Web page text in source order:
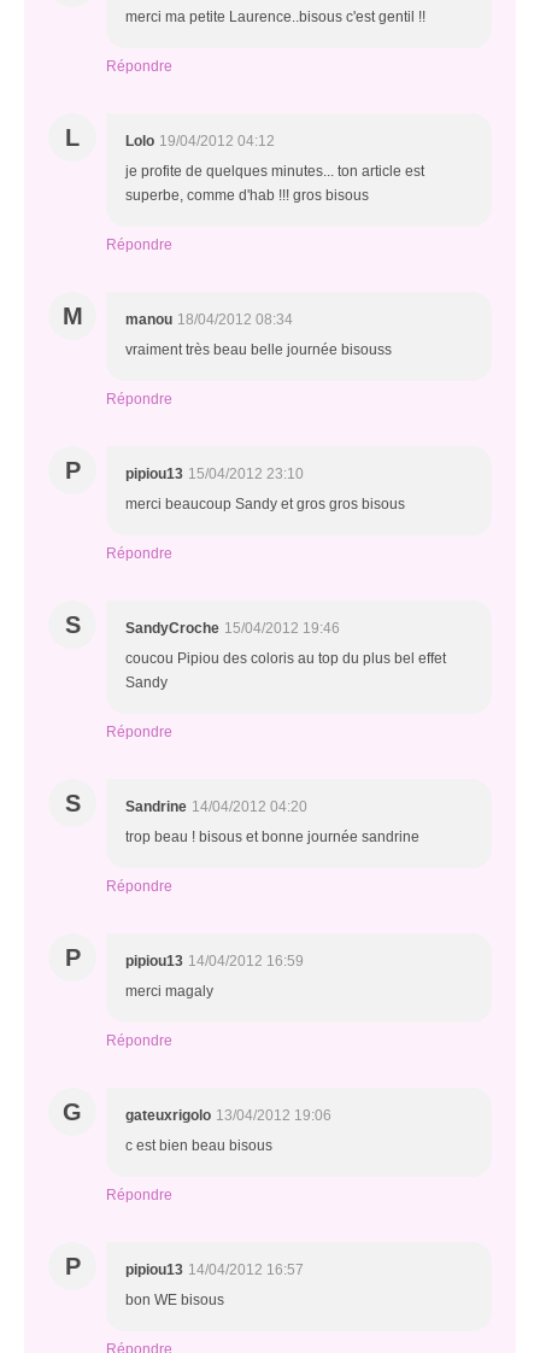
merci ma petite Laurence..bisous c'est gentil !!
Répondre
L Lolo 19/04/2012 04:12
je profite de quelques minutes... ton article est
superbe, comme d'hab !!! gros bisous
Répondre
M manou 18/04/2012 08:34
vraiment très beau belle journée bisouss
Répondre
P pipiou13 15/04/2012 23:10
merci beaucoup Sandy et gros gros bisous
Répondre
S SandyCroche 15/04/2012 19:46
coucou Pipiou des coloris au top du plus bel effet
Sandy
Répondre
S Sandrine 14/04/2012 04:20
trop beau ! bisous et bonne journée sandrine
Répondre
P pipiou13 14/04/2012 16:59
merci magaly
Répondre
G gateuxrigolo 13/04/2012 19:06
c est bien beau bisous
Répondre
P pipiou13 14/04/2012 16:57
bon WE bisous
Répondre